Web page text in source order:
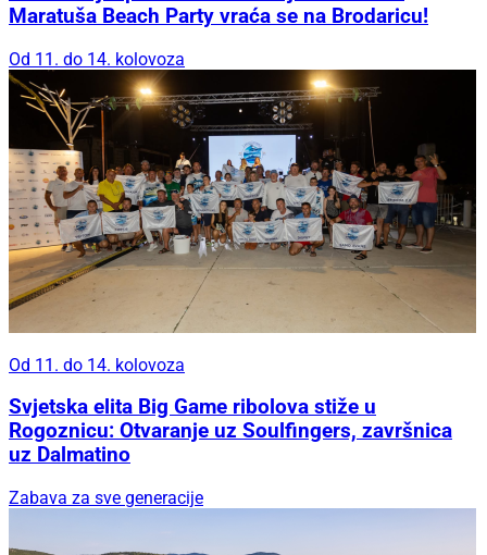
Maratuša Beach Party vraća se na Brodaricu!
Od 11. do 14. kolovoza
Od 11. do 14. kolovoza
Svjetska elita Big Game ribolova stiže u
Rogoznicu: Otvaranje uz Soulfingers, završnica
uz Dalmatino
Zabava za sve generacije